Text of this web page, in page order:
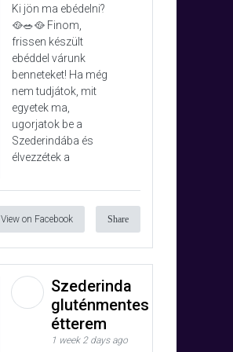
Ki jön ma ebédelni?
🥘🥗🥘 Finom,
frissen készült
ebéddel várunk
benneteket! Ha még
nem tudjátok, mit
egyetek ma,
ugorjatok be a
Szederindába és
élvezzétek a
View on Facebook Share
Szederinda
gluténmentes
étterem
1 week 2 days ago